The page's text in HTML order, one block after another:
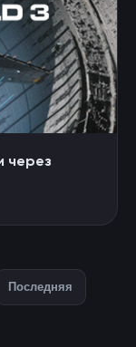
через
Последняя